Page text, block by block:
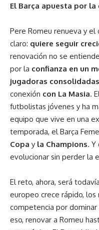
El Barça apuesta por
Pere Romeu renueva y el
claro: quiere seguir
renovación no se
por la confianza en un
jugadoras
conexión con La Masia.
futbolistas jóvenes y ha
equipo que vive en una
temporada, el Barça
Copa y la Champions. Y
evolucionar sin perder la
El reto, ahora, será
europeo crece rápido, los
competencia por
eso, renovar a Romeu